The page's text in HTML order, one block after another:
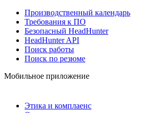
Производственный календарь
Требования к ПО
Безопасный HeadHunter
HeadHunter API
Поиск работы
Поиск по резюме
Мобильное приложение
Этика и комплаенс